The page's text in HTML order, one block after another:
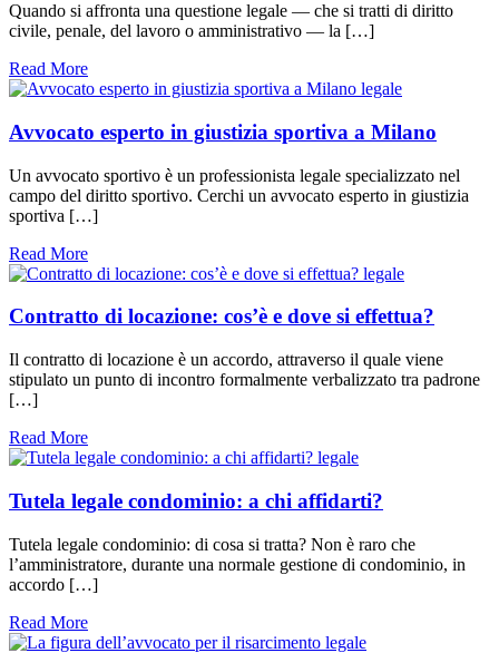
Quando si affronta una questione legale — che si tratti di diritto
civile, penale, del lavoro o amministrativo — la […]
Read More
legale
Avvocato esperto in giustizia sportiva a Milano
Un avvocato sportivo è un professionista legale specializzato nel
campo del diritto sportivo. Cerchi un avvocato esperto in giustizia
sportiva […]
Read More
legale
Contratto di locazione: cos’è e dove si effettua?
Il contratto di locazione è un accordo, attraverso il quale viene
stipulato un punto di incontro formalmente verbalizzato tra padrone
[…]
Read More
legale
Tutela legale condominio: a chi affidarti?
Tutela legale condominio: di cosa si tratta? Non è raro che
l’amministratore, durante una normale gestione di condominio, in
accordo […]
Read More
legale